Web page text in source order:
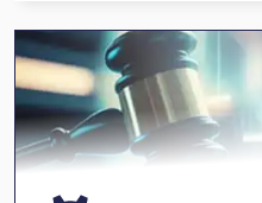
Prensa De Balas
Prensa De Banco
Prensa De Doblez